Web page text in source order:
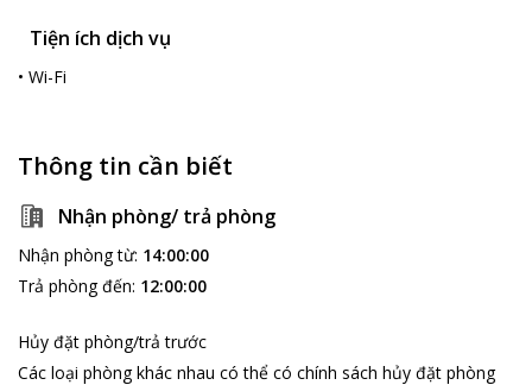
Tiện ích dịch vụ
• Wi-Fi
Thông tin cần biết
Nhận phòng/ trả phòng
Nhận phòng từ: 14:00:00
Trả phòng đến: 12:00:00
Hủy đặt phòng/trả trước
Các loại phòng khác nhau có thể có chính sách hủy đặt phòng